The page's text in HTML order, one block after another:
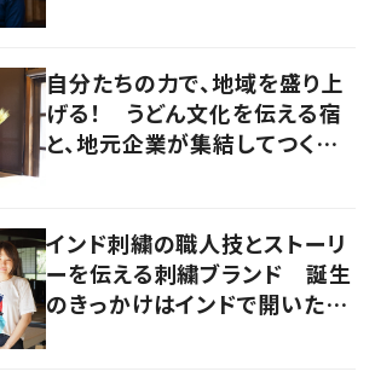
自分たちの力で、地域を盛り上
げる！ うどん文化を伝える宿
と、地元企業が集結してつくり
インド刺繍の職人技とストーリ
ーを伝える刺繍ブランド 誕生
のきっかけはインドで開いたフ